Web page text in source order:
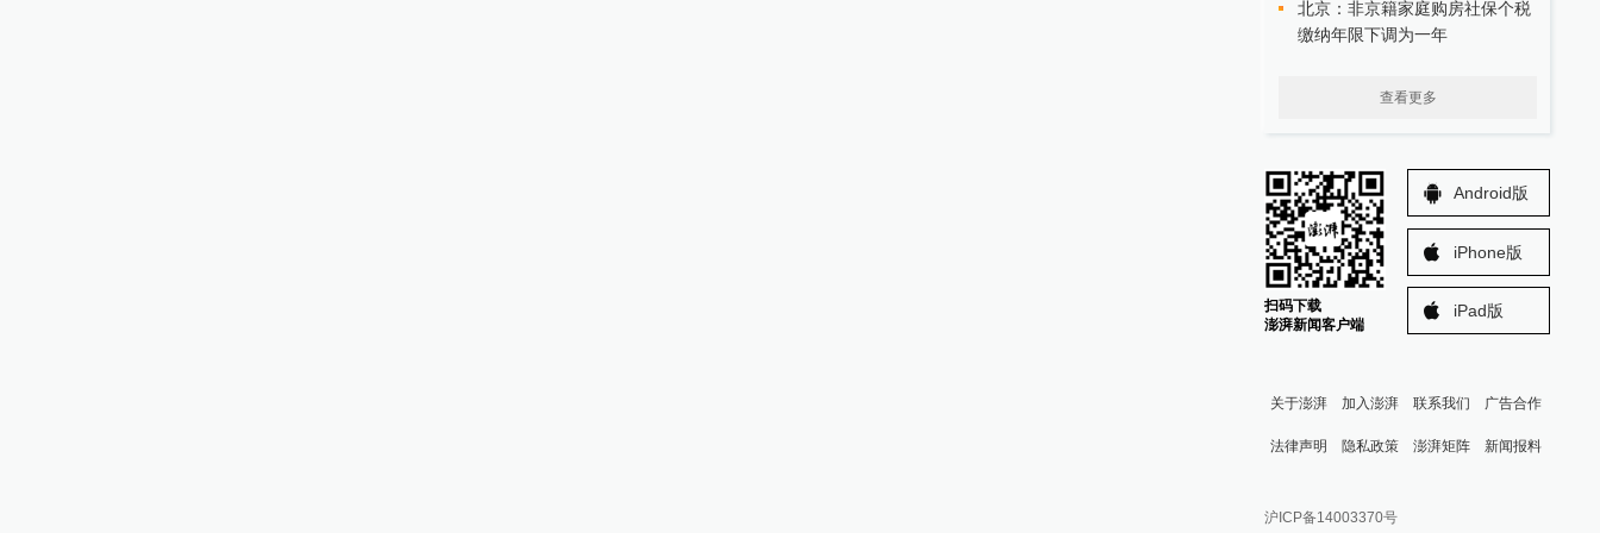
北京：非京籍家庭购房社保个税
缴纳年限下调为一年
查看更多
扫码下载
澎湃新闻客户端
Android版
iPhone版
iPad版
关于澎湃 加入澎湃 联系我们 广告合作
法律声明 隐私政策 澎湃矩阵
澎湃新闻公众号
新闻报料
报料邮箱: news@thepaper.cn
沪ICP备14003370号